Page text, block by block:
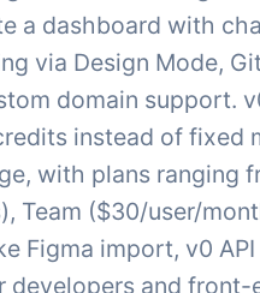
a dashboard with
via Design Mode,
domain support.
instead of fixed
with plans ranging
Team ($30/user/
Figma import, v0 API
developers and front-